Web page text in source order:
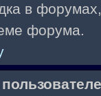
в
форума.